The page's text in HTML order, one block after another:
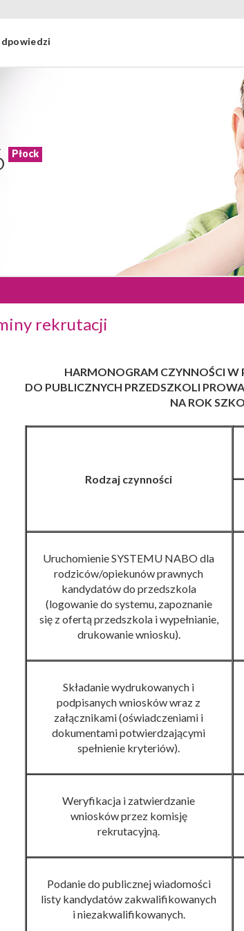
rekrutacji
HARMONOGRAM CZYNNOŚCI W
DO PUBLICZNYCH PRZEDSZKOLI
NA ROK
Rodzaj czynności
Uruchomienie SYSTEMU NABOdla
rodziców/opiekunów prawnych
kandydatów do przedszkola
(logowanie do systemu, zapoznanie
się z ofertą przedszkola i wypełnianie,
drukowanie wniosku).
Składanie wydrukowanych i
podpisanych wniosków wraz z
załącznikami (oświadczeniami i
dokumentami potwierdzającymi
spełnienie kryteriów).
Weryfikacja i zatwierdzanie
wniosków przez komisję
rekrutacyjną.
Podanie do publicznej wiadomości
listy kandydatów zakwalifikowanych
i niezakwalifikowanych.